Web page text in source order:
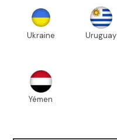
Ukraine Uruguay
Yémen